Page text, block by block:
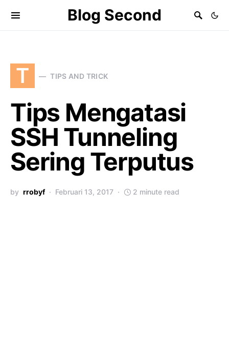
Blog Second
T TIPS AND TRICK
Tips Mengatasi
SSH Tunneling
Sering Terputus
by rrobyf Februari 13, 2017 2 minute read